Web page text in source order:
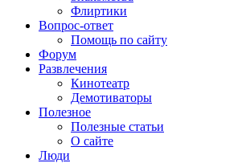
Флиртики
Вопрос-ответ
Помощь по сайту
Форум
Развлечения
Кинотеатр
Демотиваторы
Полезное
Полезные статьи
О сайте
Люди